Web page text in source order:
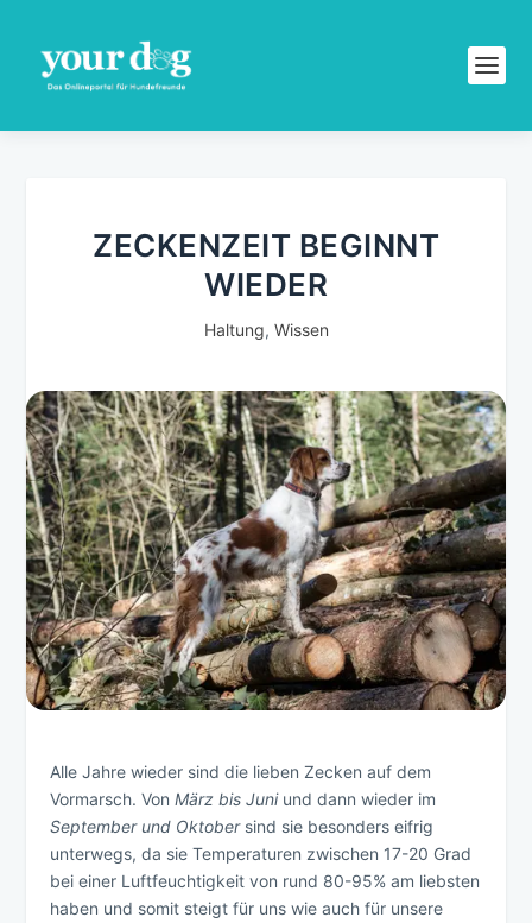
ZECKENZEIT BEGINNT
WIEDER
Haltung, Wissen
Alle Jahre wieder sind die lieben Zecken auf dem
Vormarsch. VonMärz bis Juniund dann wieder im
September und Oktobersind sie besonders eifrig
unterwegs, da sie Temperaturen zwischen 17-20 Grad
bei einer Luftfeuchtigkeit von rund 80-95% am liebsten
haben und somit steigt für uns wie auch für unsere